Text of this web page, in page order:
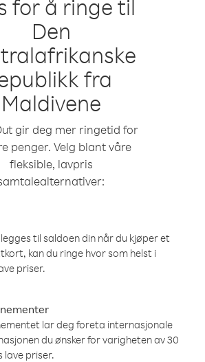
for å ringe til
Den
fra
Maldivene
gir deg mer ringetid for
penger. Velg blant våre
fleksible, lavpris
til saldoen din når du kjøper et
kan du ringe hvor som helst i
priser.
lar deg foreta internasjonale
du ønsker for varigheten av 30
lave priser.